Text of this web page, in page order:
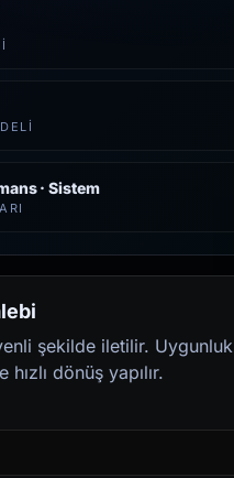
· Sistem
şekilde iletilir. Uygunluk
dönüş yapılır.